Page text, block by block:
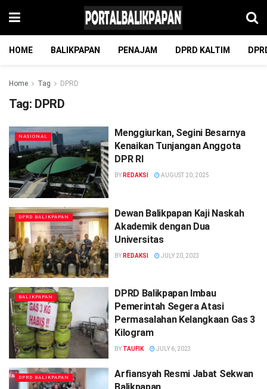
HOME BALIKPAPAN PENAJAM DPRD KALTIM
Home Tag DPRD
Tag: DPRD
NASIONAL
Menggiurkan, Segini Besarnya
Kenaikan Tunjangan Anggota
DPR RI
BY REDAKSI AUGUST 20, 2025
DPRD BALIKPAPAN
Dewan Balikpapan Kaji Naskah
Akademik dengan Dua
Universitas
BY REDAKSI JULY 20, 2023
BALIKPAPAN
DPRD Balikpapan Imbau
Pemerintah Segera Atasi
Permasalahan Kelangkaan Gas 3
Kilogram
BY TAUFIK JULY 6, 2023
DPRD BALIKPAPAN
Arfiansyah Resmi Jabat Sekwan
Balikpapan